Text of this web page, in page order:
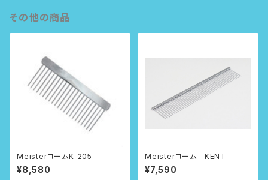
その他の商品
MeisterコームK-205
¥8,580
Meisterコーム KENT
¥7,590